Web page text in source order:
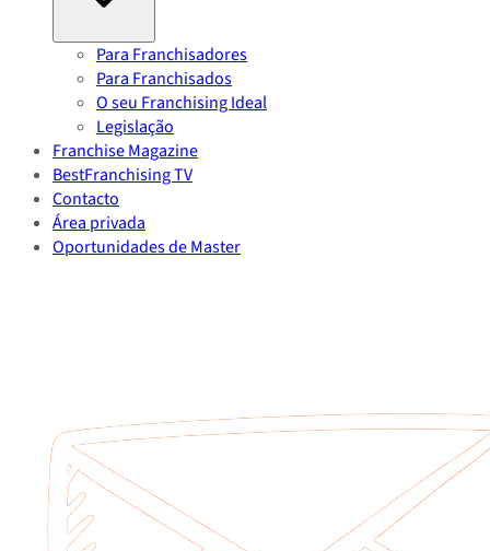
Para Franchisadores
Para Franchisados
O seu Franchising Ideal
Legislação
Franchise Magazine
BestFranchising TV
Contacto
Área privada
Oportunidades de Master